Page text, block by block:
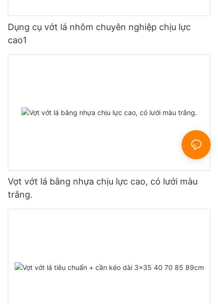
Dụng cụ vớt lá nhôm chuyên nghiệp chịu lực
cao1
Vợt vớt lá bằng nhựa chịu lực cao, có lưới màu
trắng.